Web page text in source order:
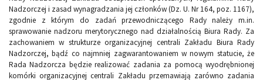
Nadzorczej i zasad wynagradzania jej członków (Dz. U. Nr 164, poz. 1167),
zgodnie z którym do zadań przewodniczącego Rady należy m.in.
sprawowanie nadzoru merytorycznego nad działalnością Biura Rady. Za
zachowaniem w strukturze organizacyjnej centrali Zakładu Biura Rady
Nadzorczej, bądź co najmniej zagwarantowaniem w nowym statucie, że
Rada Nadzorcza będzie realizować zadania za pomocą wyodrębnionej
komórki organizacyjnej centrali Zakładu przemawiają zarówno zadania